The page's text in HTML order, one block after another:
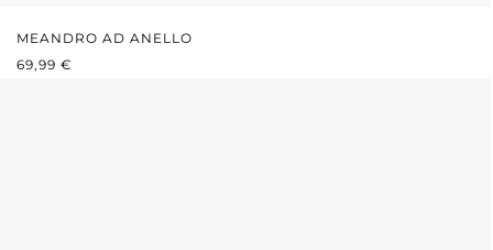
MEANDRO AD ANELLO
PREZZO NORMALE:
69,99 €